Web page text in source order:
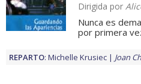
Dirigida por
Nunca es
por primera
REPARTO: Michelle Krusiec Joan